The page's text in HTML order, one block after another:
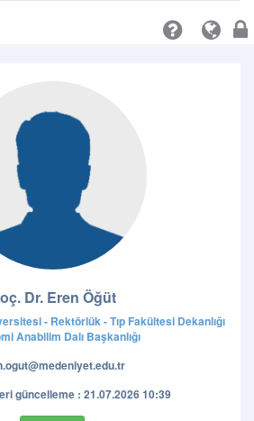
Dr. Eren Öğüt
- Rektörlük - Tıp Fakültesi Dekanlığı
Anabilim Dalı Başkanlığı
güncelleme : 21.07.2026 10:39